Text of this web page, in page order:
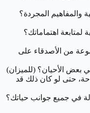
والمفاهيم المجردة؟
اهتماماتك؟
من الأصدقاء على
بعض الأحيان؟ (للميزان)
حتى لو كان ذلك قد
في جميع جوانب حياتك؟